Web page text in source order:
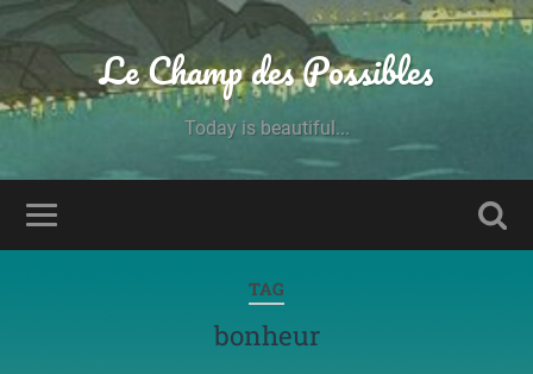
Le Champ des Possibles
Today is beautiful...
TAG
bonheur